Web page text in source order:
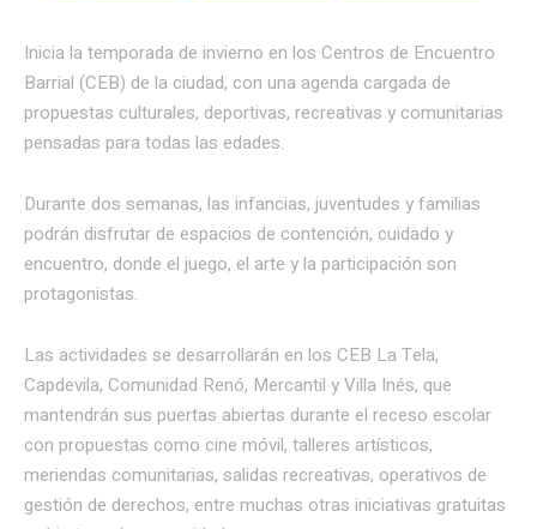
Inicia la temporada de invierno en los Centros de Encuentro
Barrial (CEB) de la ciudad, con una agenda cargada de
propuestas culturales, deportivas, recreativas y comunitarias
pensadas para todas las edades.
Durante dos semanas, las infancias, juventudes y familias
podrán disfrutar de espacios de contención, cuidado y
encuentro, donde el juego, el arte y la participación son
protagonistas.
Las actividades se desarrollarán en los CEB La Tela,
Capdevila, Comunidad Renó, Mercantil y Villa Inés, que
mantendrán sus puertas abiertas durante el receso escolar
con propuestas como cine móvil, talleres artísticos,
meriendas comunitarias, salidas recreativas, operativos de
gestión de derechos, entre muchas otras iniciativas gratuitas